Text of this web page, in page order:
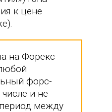
к цене
на Форекс
форс-
и не
между